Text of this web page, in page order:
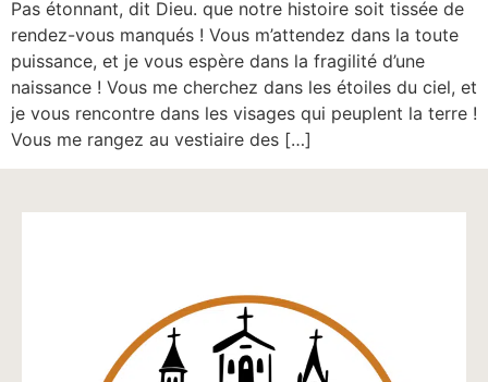
Pas étonnant, dit Dieu. que notre histoire soit tissée de
rendez-vous manqués ! Vous m’attendez dans la toute
puissance, et je vous espère dans la fragilité d’une
naissance ! Vous me cherchez dans les étoiles du ciel, et
je vous rencontre dans les visages qui peuplent la terre !
Vous me rangez au vestiaire des […]